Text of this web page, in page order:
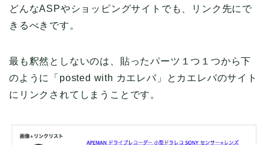
どんなASPやショッピングサイトでも、リンク先にで
きるべきです。
最も釈然としないのは、貼ったパーツ１つ１つから下
のように「posted with カエレバ」とカエレバのサイト
にリンクされてしまうことです。